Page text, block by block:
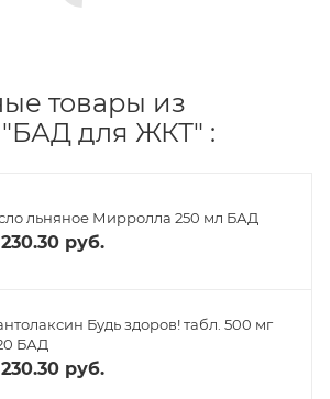
товары из
"БАД для ЖКТ" :
льняное Мирролла 250 мл БАД
230.30 руб.
Будь здоров! табл. 500 мг
БАД
230.30 руб.